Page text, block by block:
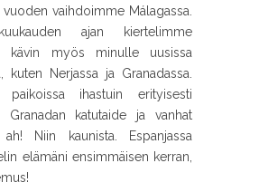
vaihdoimme Málagassa.
ajan kiertelimme
kävin myös minulle uusissa
kuten Nerjassa ja Granadassa.
paikoissa ihastuin erityisesti
Granadan katutaide ja vanhat
ah! Niin kaunista. Espanjassa
elämäni ensimmäisen kerran,